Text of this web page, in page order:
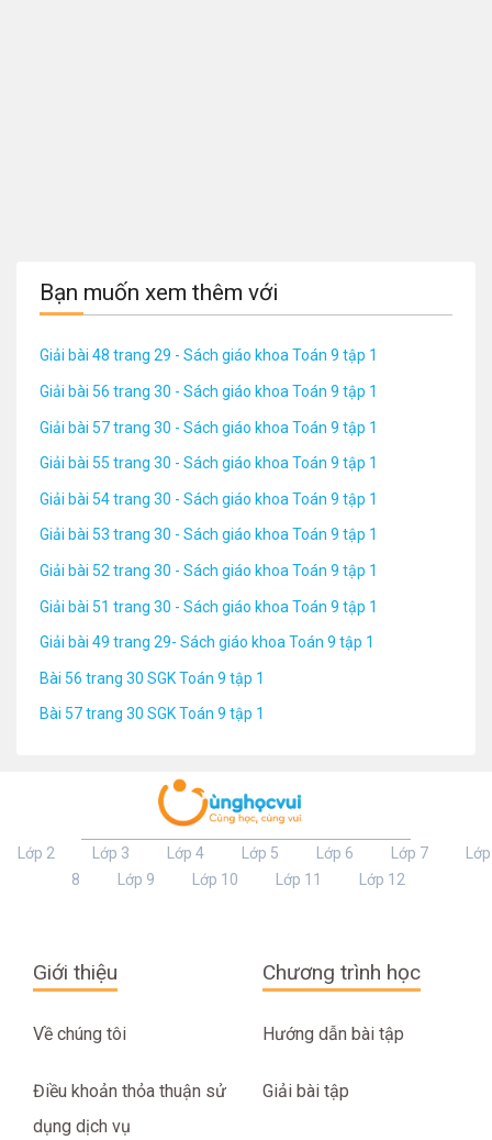
Bạn muốn xem thêm với
Giải bài 48 trang 29 - Sách giáo khoa Toán 9 tập 1
Giải bài 56 trang 30 - Sách giáo khoa Toán 9 tập 1
Giải bài 57 trang 30 - Sách giáo khoa Toán 9 tập 1
Giải bài 55 trang 30 - Sách giáo khoa Toán 9 tập 1
Giải bài 54 trang 30 - Sách giáo khoa Toán 9 tập 1
Giải bài 53 trang 30 - Sách giáo khoa Toán 9 tập 1
Giải bài 52 trang 30 - Sách giáo khoa Toán 9 tập 1
Giải bài 51 trang 30 - Sách giáo khoa Toán 9 tập 1
Giải bài 49 trang 29- Sách giáo khoa Toán 9 tập 1
Bài 56 trang 30 SGK Toán 9 tập 1
Bài 57 trang 30 SGK Toán 9 tập 1
Lớp 2 Lớp 3 Lớp 4 Lớp 5 Lớp 6 Lớp 7
Lớp
8
Lớp 9 Lớp 10 Lớp 11 Lớp 12
Giới thiệu
Về chúng tôi
Điều khoản thỏa thuận sử
dụng dịch vụ
Chương trình học
Hướng dẫn bài tập
Giải bài tập